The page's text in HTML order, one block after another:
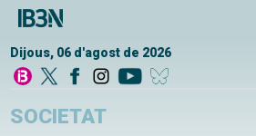
Dijous, 06 d'agost de 2026
SOCIETAT